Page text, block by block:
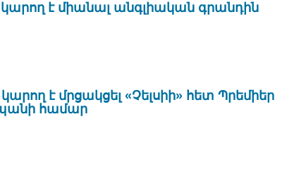
է միանալ անգլիական գրանդին
է մրցակցել «Չելսիի» հետ Պրեմիեր
համար